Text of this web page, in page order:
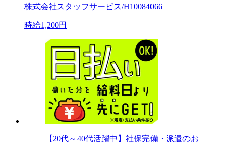
株式会社スタッフサービス/H10084066
時給1,200円
【20代～40代活躍中】社保完備・派遣のお